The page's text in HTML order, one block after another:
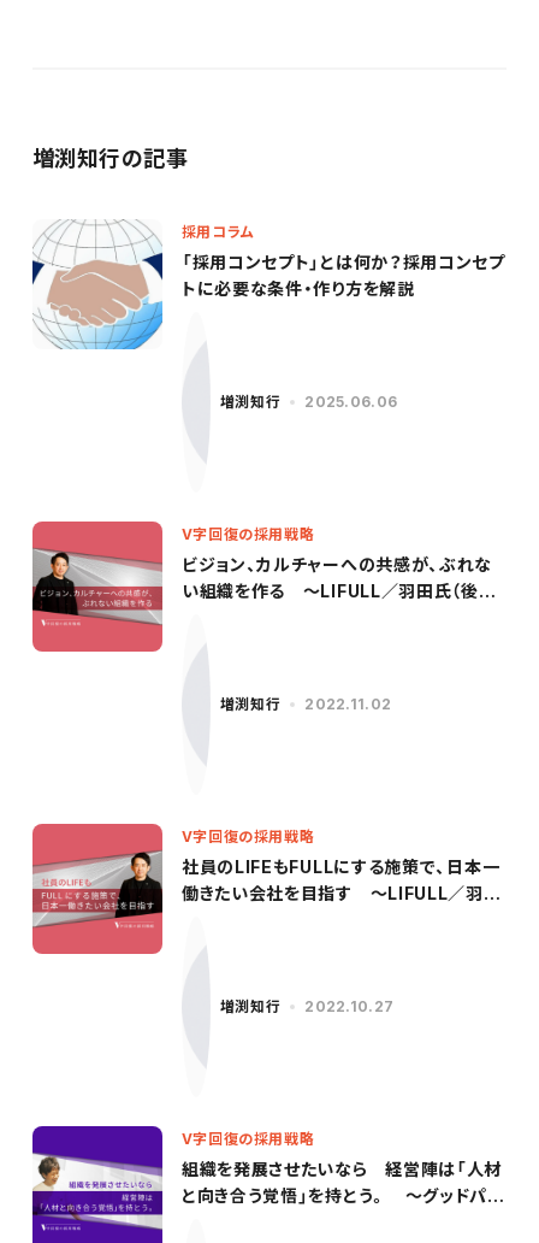
増渕知行の記事
採用コラム
「採用コンセプト」とは何か？採用コンセプ
トに必要な条件・作り方を解説
増渕知行 2025.06.06
V字回復の採用戦略
ビジョン、カルチャーへの共感が、ぶれな
い組織を作る ～LIFULL／羽田氏（後
増渕知行 2022.11.02
V字回復の採用戦略
社員のLIFEもFULLにする施策で、日本一
働きたい会社を目指す 〜LIFULL／羽田
増渕知行 2022.10.27
V字回復の採用戦略
組織を発展させたいなら 経営陣は「人材
と向き合う覚悟」を持とう。 〜グッドパッ